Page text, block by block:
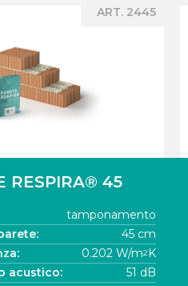
ART. 2445
RESPIRA® 45
tamponamento
45 cm
0.202 W/m2K
acustico:
51 dB